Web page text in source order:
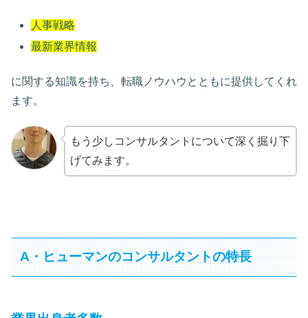
人事戦略
最新業界情報
に関する知識を持ち、転職ノウハウとともに提供してくれ
ます。
もう少しコンサルタントについて深く掘り下
げてみます。
A・ヒューマンのコンサルタントの特長